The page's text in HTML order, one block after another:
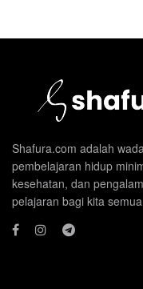
Shafura.com adalah
pembelajaran hidup
kesehatan, dan
pelajaran bagi kita